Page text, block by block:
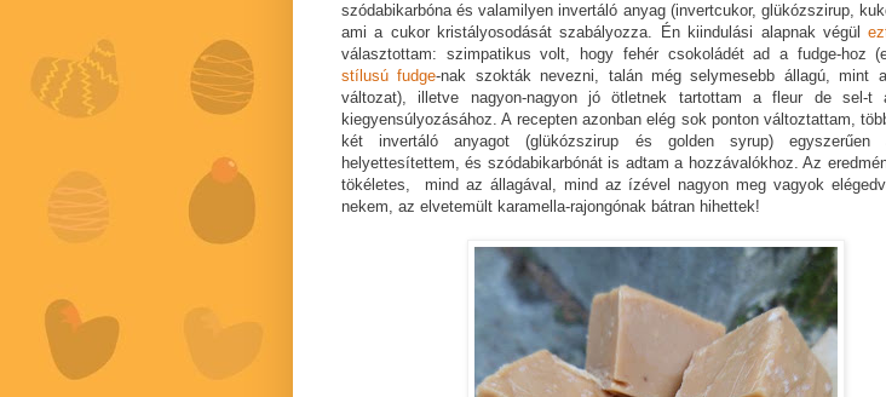
szódabikarbóna és valamilyen invertáló anyag (invertcukor, glükózszirup,
ami a cukor kristályosodását szabályozza. Én kiindulási alapnak végül
választottam: szimpatikus volt, hogy fehér csokoládét ad a fudge-hoz
stílusú fudge-nak szokták nevezni, talán még selymesebb állagú, mint
változat), illetve nagyon-nagyon jó ötletnek tartottam a fleur de sel-
kiegyensúlyozásához. A recepten azonban elég sok ponton változtattam,
két invertáló anyagot (glükózszirup és golden syrup) egyszerűen
helyettesítettem, és szódabikarbónát is adtam a hozzávalókhoz. Az
tökéletes, mind az állagával, mind az ízével nagyon meg vagyok
nekem, az elvetemült karamella-rajongónak bátran hihettek!